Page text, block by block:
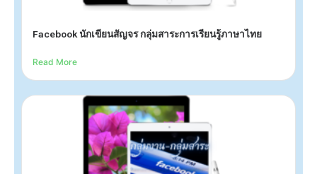
Facebook นักเขียนสัญจร กลุ่มสาระการเรียนรู้ภาษาไทย
Read More